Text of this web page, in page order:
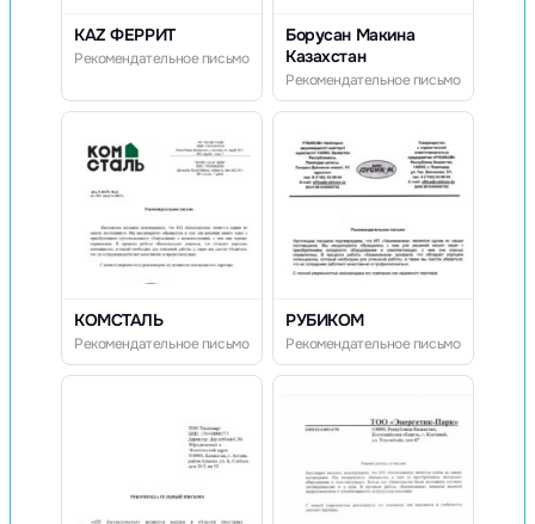
KAZ ФЕРРИТ
Рекомендательное письмо
Борусан Макина
Казахстан
Рекомендательное письмо
КОМСТАЛЬ
Рекомендательное письмо
РУБИКОМ
Рекомендательное письмо